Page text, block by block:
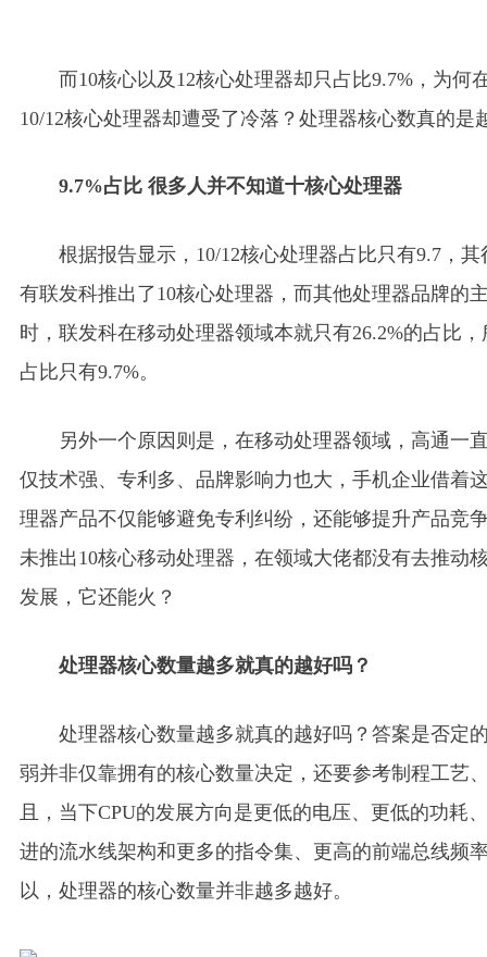
而10核心以及12核心处理器却只占比9.7%，为何
10/12核心处理器却遭受了冷落？处理器核心数真的是
9.7%占比 很多人并不知道十核心处理器
根据报告显示，10/12核心处理器占比只有9.7，
有联发科推出了10核心处理器，而其他处理器品牌的
时，联发科在移动处理器领域本就只有26.2%的占比
占比只有9.7%。
另外一个原因则是，在移动处理器领域，高通一
仅技术强、专利多、品牌影响力也大，手机企业借着
理器产品不仅能够避免专利纠纷，还能够提升产品竞
未推出10核心移动处理器，在领域大佬都没有去推动
发展，它还能火？
处理器核心数量越多就真的越好吗？
处理器核心数量越多就真的越好吗？答案是否定
弱并非仅靠拥有的核心数量决定，还要参考制程工艺
且，当下CPU的发展方向是更低的电压、更低的功耗
进的流水线架构和更多的指令集、更高的前端总线频
以，处理器的核心数量并非越多越好。